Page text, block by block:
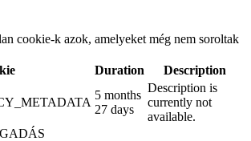
cookie-k azok, amelyeket még nem soroltak
Duration Description
5 months
27 days
Description is
currently not
available.